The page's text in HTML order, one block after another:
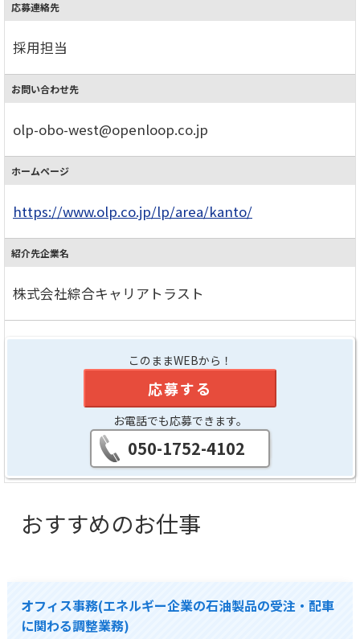
応募連絡先
採用担当
お問い合わせ先
olp-obo-west@openloop.co.jp
ホームページ
https://www.olp.co.jp/lp/area/kanto/
紹介先企業名
株式会社綜合キャリアトラスト
このままWEBから！
応募する
お電話でも応募できます。
050-1752-4102
おすすめのお仕事
オフィス事務(エネルギー企業の石油製品の受注・配車
に関わる調整業務)